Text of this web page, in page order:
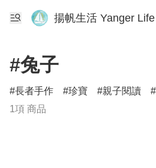
揚帆生活 Yanger Life
#兔子
長者手作 珍寶 親子閱讀
1項 商品